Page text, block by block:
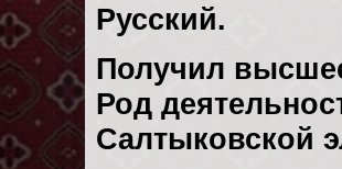
Русский.
Получил
Род
Салтыковской